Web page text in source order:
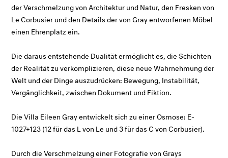
der Verschmelzung von Architektur und Natur, den Fresken von
Le Corbusier und den Details der von Gray entworfenen Möbel
einen Ehrenplatz ein.
Die daraus entstehende Dualität ermöglicht es, die Schichten
der Realität zu verkomplizieren, diese neue Wahrnehmung der
Welt und der Dinge auszudrücken: Bewegung, Instabilität,
Vergänglichkeit, zwischen Dokument und Fiktion.
Die Villa Eileen Gray entwickelt sich zu einer Osmose: E-
1027+123 (12 für das L von Le und 3 für das C von Corbusier).
Durch die Verschmelzung einer Fotografie von Grays